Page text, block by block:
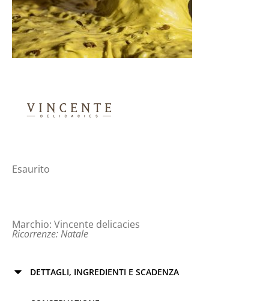
Esaurito
Marchio: Vincente delicacies
Ricorrenze:Natale
DETTAGLI, INGREDIENTI E SCADENZA